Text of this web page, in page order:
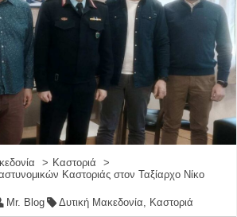
Καστοριά
Καστοριάς στον Ταξίαρχο Νίκο
Mr. Blog Δυτική Μακεδονία, Καστοριά